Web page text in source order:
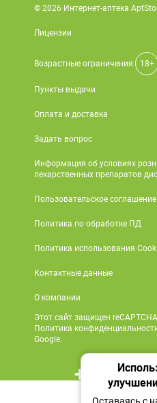
Нет в
© 2026 Интернет-аптека
Лицензии
Возрастные ограничения 18+
Пункты выдачи
Оплата и доставка
Задать вопрос
Информация об условиях
лекарственных препаратов
Пользовательское соглашение
Политика по обработке ПД
Политика использования
Контактные данные
О компании
Этот сайт защищен
Политика
Google.
+7 495
Мы в